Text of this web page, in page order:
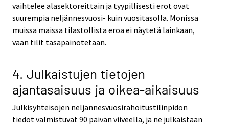
vaihtelee alasektoreittain ja tyypillisesti erot ovat
suurempia neljännesvuosi- kuin vuositasolla. Monissa
muissa maissa tilastollista eroa ei näytetä lainkaan,
vaan tilit tasapainotetaan.
4. Julkaistujen tietojen
ajantasaisuus ja oikea-aikaisuus
Julkisyhteisöjen neljännesvuosirahoitustilinpidon
tiedot valmistuvat 90 päivän viiveellä, ja ne julkaistaan